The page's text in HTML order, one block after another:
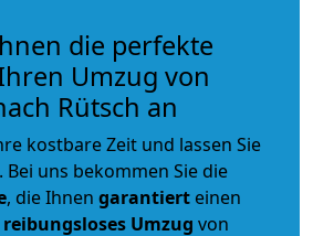
die perfekte
Umzug von
Rütsch an
kostbare Zeit und lassen Sie
uns bekommen Sie die
, die Ihnen garantiert einen
reibungsloses Umzug von